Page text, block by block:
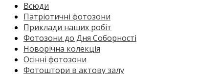
Всюди
Патріотичні фотозони
Приклади наших робіт
Фотозони до Дня Соборності
Новорічна колекція
Осінні фотозони
Фотоштори в актову залу